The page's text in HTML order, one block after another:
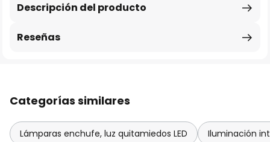
Descripción del producto
Reseñas
Categorías similares
Lámparas enchufe, luz quitamiedos LED Iluminación